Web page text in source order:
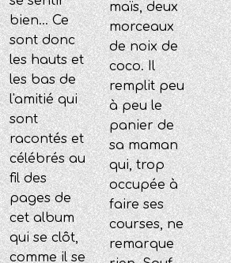
bien... Ce
sont donc
les hauts et
les bas de
l'amitié qui
sont
racontés et
célébrés au
fil des
pages de
cet album
qui se clôt,
comme il se
maïs, deux
morceaux
de noix de
coco. Il
remplit peu
à peu le
panier de
sa maman
qui, trop
occupée à
faire ses
courses, ne
remarque